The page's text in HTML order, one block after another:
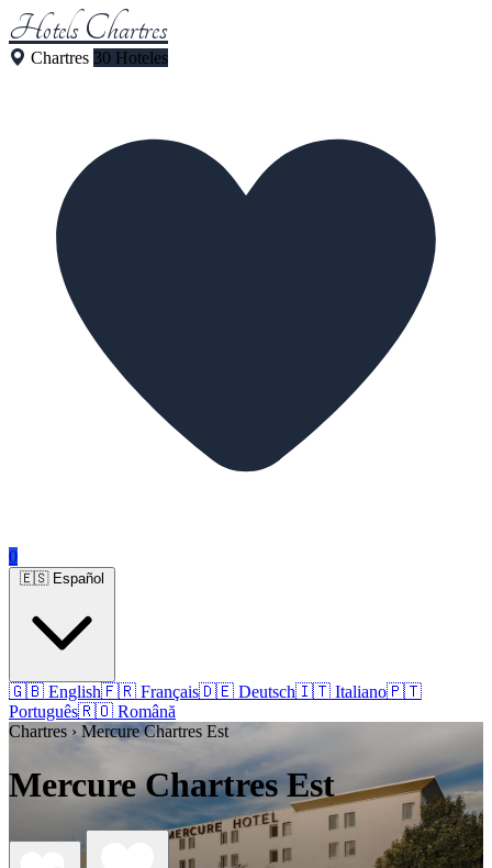
Hotels Chartres
Chartres 30 Hoteles
0
🇬🇧 English🇫🇷 Français🇩🇪 Deutsch🇮🇹 Italiano🇵🇹
Português🇷🇴 Română
Chartres › Mercure Chartres Est
Mercure Chartres Est